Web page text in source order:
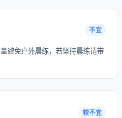
不宜
避免户外晨练，若坚持晨练请带
较不宜